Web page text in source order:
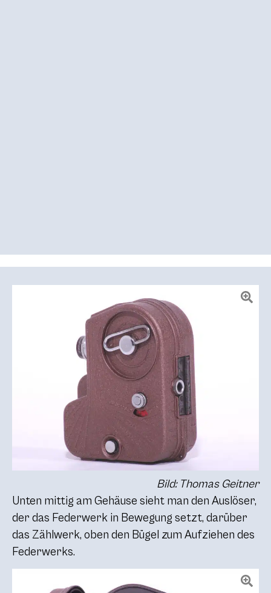
Bild: Thomas Geitner
Unten mittig am Gehäuse sieht man den Auslöser,
der das Federwerk in Bewegung setzt, darüber
das Zählwerk, oben den Bügel zum Aufziehen des
Federwerks.